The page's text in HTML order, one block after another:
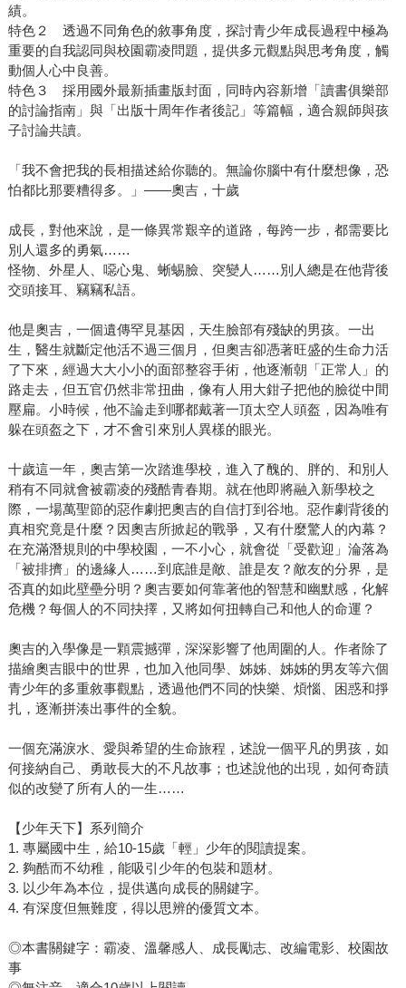
績。
特色２ 透過不同角色的敘事角度，探討青少年成長過程中極為
重要的自我認同與校園霸凌問題，提供多元觀點與思考角度，觸
動個人心中良善。
特色３ 採用國外最新插畫版封面，同時內容新增「讀書俱樂部
的討論指南」與「出版十周年作者後記」等篇幅，適合親師與孩
子討論共讀。
「我不會把我的長相描述給你聽的。無論你腦中有什麼想像，恐
怕都比那要糟得多。」——奧吉，十歲
成長，對他來說，是一條異常艱辛的道路，每跨一步，都需要比
別人還多的勇氣……
怪物、外星人、噁心鬼、蜥蜴臉、突變人……別人總是在他背後
交頭接耳、竊竊私語。
他是奧吉，一個遺傳罕見基因，天生臉部有殘缺的男孩。一出
生，醫生就斷定他活不過三個月，但奧吉卻憑著旺盛的生命力活
了下來，經過大大小小的面部整容手術，他逐漸朝「正常人」的
路走去，但五官仍然非常扭曲，像有人用大鉗子把他的臉從中間
壓扁。小時候，他不論走到哪都戴著一頂太空人頭盔，因為唯有
躲在頭盔之下，才不會引來別人異樣的眼光。
十歲這一年，奧吉第一次踏進學校，進入了醜的、胖的、和別人
稍有不同就會被霸凌的殘酷青春期。就在他即將融入新學校之
際，一場萬聖節的惡作劇把奧吉的自信打到谷地。惡作劇背後的
真相究竟是什麼？因奧吉所掀起的戰爭，又有什麼驚人的內幕？
在充滿潛規則的中學校園，一不小心，就會從「受歡迎」淪落為
「被排擠」的邊緣人……到底誰是敵、誰是友？敵友的分界，是
否真的如此壁壘分明？奧吉要如何靠著他的智慧和幽默感，化解
危機？每個人的不同抉擇，又將如何扭轉自己和他人的命運？
奧吉的入學像是一顆震撼彈，深深影響了他周圍的人。作者除了
描繪奧吉眼中的世界，也加入他同學、姊姊、姊姊的男友等六個
青少年的多重敘事觀點，透過他們不同的快樂、煩惱、困惑和掙
扎，逐漸拼湊出事件的全貌。
一個充滿淚水、愛與希望的生命旅程，述說一個平凡的男孩，如
何接納自己、勇敢長大的不凡故事；也述說他的出現，如何奇蹟
似的改變了所有人的一生……
【少年天下】系列簡介
1. 專屬國中生，給10-15歲「輕」少年的閱讀提案。
2. 夠酷而不幼稚，能吸引少年的包裝和題材。
3. 以少年為本位，提供邁向成長的關鍵字。
4. 有深度但無難度，得以思辨的優質文本。
◎本書關鍵字：霸凌、溫馨感人、成長勵志、改編電影、校園故
事